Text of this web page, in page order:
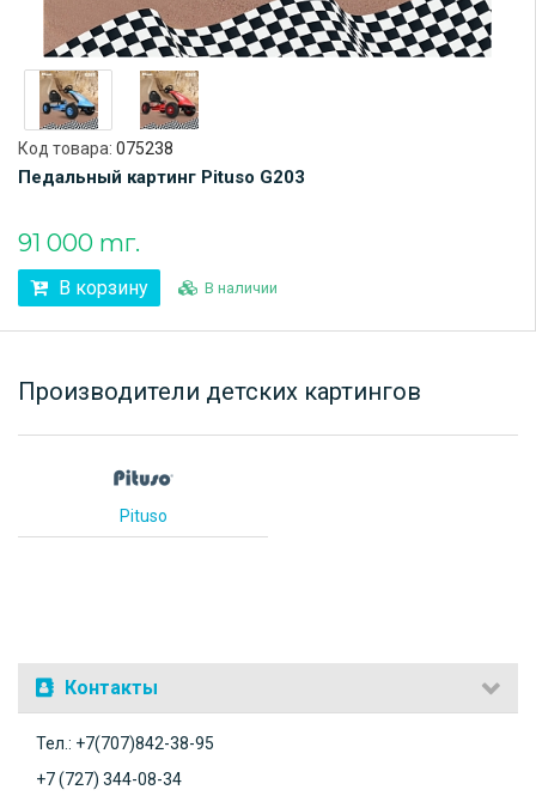
Код товара: 075238
Педальный картинг Pituso G203
91 000 тг.
В корзину В наличии
Производители детских картингов
Pituso
Контакты
Тел.: +7(707)842-38-95
+7 (727) 344-08-34